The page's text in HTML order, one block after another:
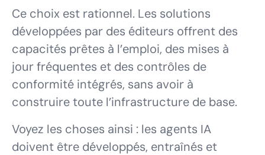
Ce choix est rationnel. Les solutions
développées par des éditeurs offrent des
capacités prêtes à l’emploi, des mises à
jour fréquentes et des contrôles de
conformité intégrés, sans avoir à
construire toute l’infrastructure de base.
Voyez les choses ainsi : les agents IA
doivent être développés, entraînés et